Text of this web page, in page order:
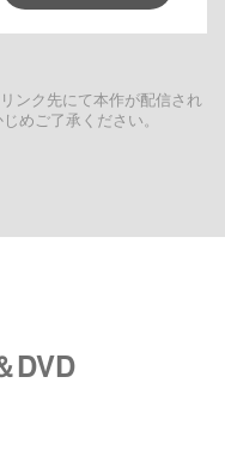
ンク先にて本作が配信され
めご了承ください。
DVD